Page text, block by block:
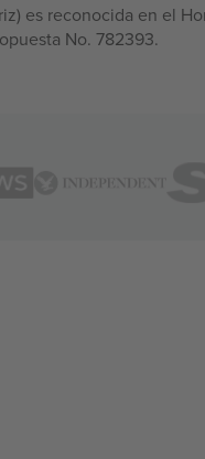
es reconocida en el
No. 782393.